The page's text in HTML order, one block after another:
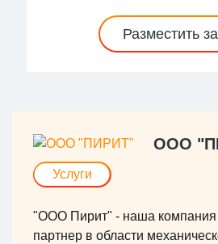
Разместить
ООО
Услуги
"ООО Пирит" - наша
партнер в области